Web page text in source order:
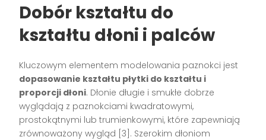
Dobór kształtu do
kształtu dłoni i palców
Kluczowym elementem modelowania paznokci jest
dopasowanie kształtu płytki do kształtu i
proporcji dłoni. Dłonie długie i smukłe dobrze
wyglądają z paznokciami kwadratowymi,
prostokątnymi lub trumienkowymi, które zapewniają
zrównoważony wygląd [3]. Szerokim dłoniom